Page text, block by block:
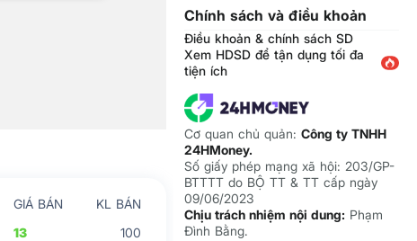
GIÁ BÁN
KL BÁN
13
100
Chính sách và điều khoản
Điều khoản & chính sách SD
Xem HDSD để tận dụng tối đa
tiện ích
Cơ quan chủ quản: Công ty TNHH
24HMoney.
Số giấy phép mạng xã hội: 203/GP-
BTTTT do BỘ TT & TT cấp ngày
09/06/2023
Chịu trách nhiệm nội dung: Phạm
Đình Bằng.